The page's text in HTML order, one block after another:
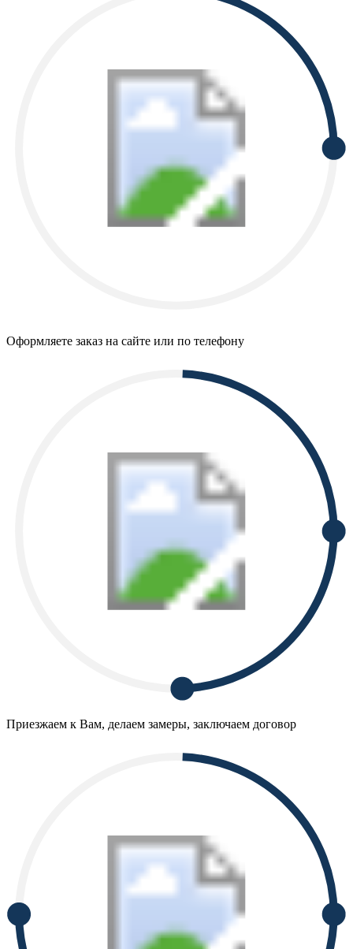
Оформляете заказ на сайте или по телефону
Приезжаем к Вам, делаем замеры, заключаем договор